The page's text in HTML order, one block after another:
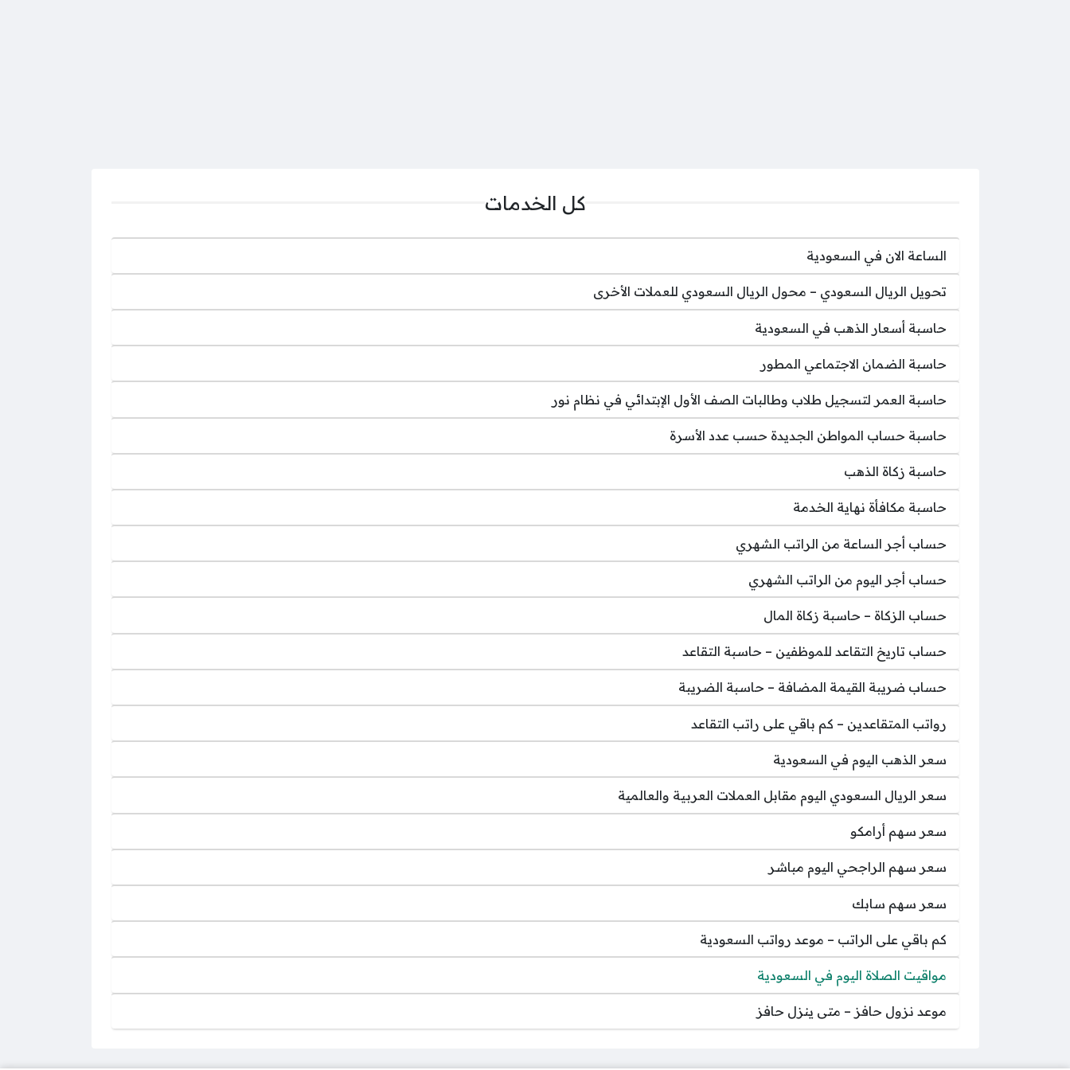
كل الخدمات
الساعة الان في السعودية
تحويل الريال السعودي – محول الريال السعودي للعملات الأخرى
حاسبة أسعار الذهب في السعودية
حاسبة الضمان الاجتماعي المطور
حاسبة العمر لتسجيل طلاب وطالبات الصف الأول الإبتدائي في نظام نور
حاسبة حساب المواطن الجديدة حسب عدد الأسرة
حاسبة زكاة الذهب
حاسبة مكافأة نهاية الخدمة
حساب أجر الساعة من الراتب الشهري
حساب أجر اليوم من الراتب الشهري
حساب الزكاة – حاسبة زكاة المال
حساب تاريخ التقاعد للموظفين – حاسبة التقاعد
حساب ضريبة القيمة المضافة – حاسبة الضريبة
رواتب المتقاعدين – كم باقي على راتب التقاعد
سعر الذهب اليوم في السعودية
سعر الريال السعودي اليوم مقابل العملات العربية والعالمية
سعر سهم أرامكو
سعر سهم الراجحي اليوم مباشر
سعر سهم سابك
كم باقي على الراتب – موعد رواتب السعودية
مواقيت الصلاة اليوم في السعودية
موعد نزول حافز – متى ينزل حافز